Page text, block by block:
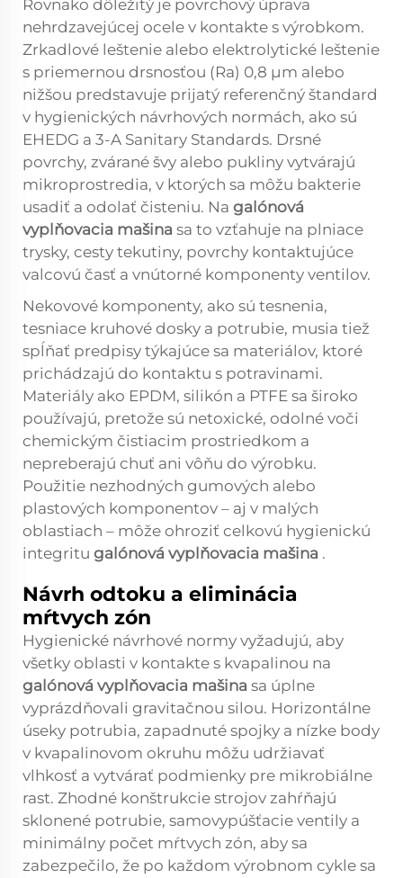
Rovnako dôležitý je povrchový úprava
nehrdzavejúcej ocele v kontakte s výrobkom.
Zrkadlové leštenie alebo elektrolytické leštenie
s priemernou drsnosťou (Ra) 0,8 µm alebo
nižšou predstavuje prijatý referenčný štandard
v hygienických návrhových normách, ako sú
EHEDG a 3-A Sanitary Standards. Drsné
povrchy, zvárané švy alebo pukliny vytvárajú
mikroprostredia, v ktorých sa môžu bakterie
usadiť a odolať čisteniu. Na galónová
vyplňovacia mašina sa to vzťahuje na plniace
trysky, cesty tekutiny, povrchy kontaktujúce
valcovú časť a vnútorné komponenty ventilov.
Nekovové komponenty, ako sú tesnenia,
tesniace kruhové dosky a potrubie, musia tiež
spĺňať predpisy týkajúce sa materiálov, ktoré
prichádzajú do kontaktu s potravinami.
Materiály ako EPDM, silikón a PTFE sa široko
používajú, pretože sú netoxické, odolné voči
chemickým čistiacim prostriedkom a
nepreberajú chuť ani vôňu do výrobku.
Použitie nezhodných gumových alebo
plastových komponentov – aj v malých
oblastiach – môže ohroziť celkovú hygienickú
integritu galónová vyplňovacia mašina .
Návrh odtoku a eliminácia
mŕtvych zón
Hygienické návrhové normy vyžadujú, aby
všetky oblasti v kontakte s kvapalinou na
galónová vyplňovacia mašina sa úplne
vyprázdňovali gravitačnou silou. Horizontálne
úseky potrubia, zapadnuté spojky a nízke body
v kvapalinovom okruhu môžu udržiavať
vlhkosť a vytvárať podmienky pre mikrobiálne
rast. Zhodné konštrukcie strojov zahŕňajú
sklonené potrubie, samovypúšťacie ventily a
minimálny počet mŕtvych zón, aby sa
zabezpečilo, že po každom výrobnom cykle sa